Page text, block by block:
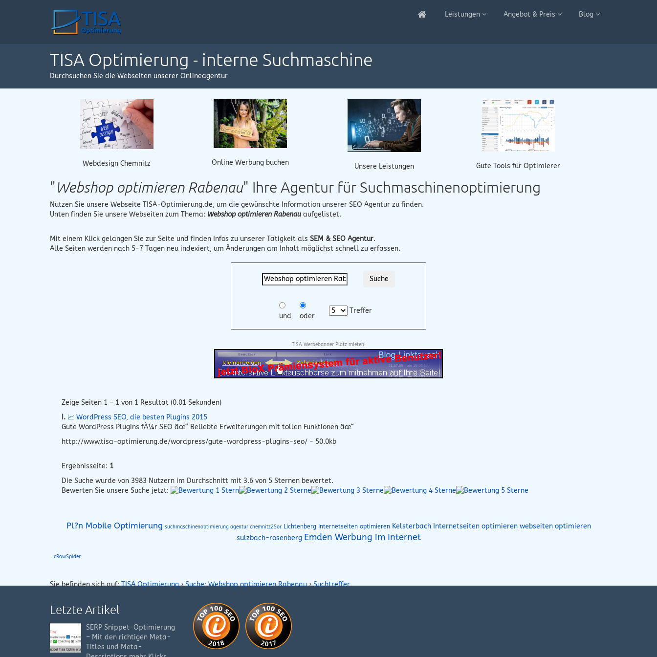
Leistungen Angebot & Preis Blog
TISA Optimierung - interne Suchmaschine
Durchsuchen Sie die Webseiten unserer Onlineagentur
Webdesign Chemnitz Online Werbung buchen Unsere Leistungen Gute Tools für Optimierer
"Webshop optimieren Rabenau" Ihre Agentur für Suchmaschinenoptimierung
Nutzen Sie unsere Webseite TISA-Optimierung.de, um die gewünschte Information unserer SEO Agentur zu finden.
Unten finden Sie unsere Webseiten zum Thema: Webshop optimieren Rabenau aufgelistet.
Mit einem Klick gelangen Sie zur Seite und finden Infos zu unserer Tätigkeit als SEM & SEO Agentur.
Alle Seiten werden nach 5-7 Tagen neu indexiert, um Änderungen am Inhalt möglichst schnell zu erfassen.
und oder
Treffer
TISA Werbebanner Platz mieten!
Zeige Seiten 1 - 1 von 1 Resultat (0.01 Sekunden)
I. 📈 WordPress SEO, die besten Plugins 2015
Gute WordPress Plugins fÃ¼r SEO âœ“ Beliebte Erweiterungen mit tollen Funktionen âœ“
http://www.tisa-optimierung.de/wordpress/gute-wordpress-plugins-seo/ - 50.0kb
Ergebnisseite: 1
Die Suche wurde von 3983 Nutzern im Durchschnitt mit 3.6 von 5 Sternen bewertet.
Bewerten Sie unsere Suche jetzt:
Pl?n Mobile Optimierung suchmaschinenoptimierung agentur chemnitz25or Lichtenberg Internetseiten optimieren Kelsterbach Internetseiten optimieren webseiten optimieren
sulzbach-rosenberg Emden Werbung im Internet
cRowSpider
Sie befinden sich auf:TISA Optimierung›Suche: Webshop optimieren Rabenau›Suchtreffer
Letzte Artikel
SERP Snippet-Optimierung
– Mit den richtigen Meta-
Titles und Meta-